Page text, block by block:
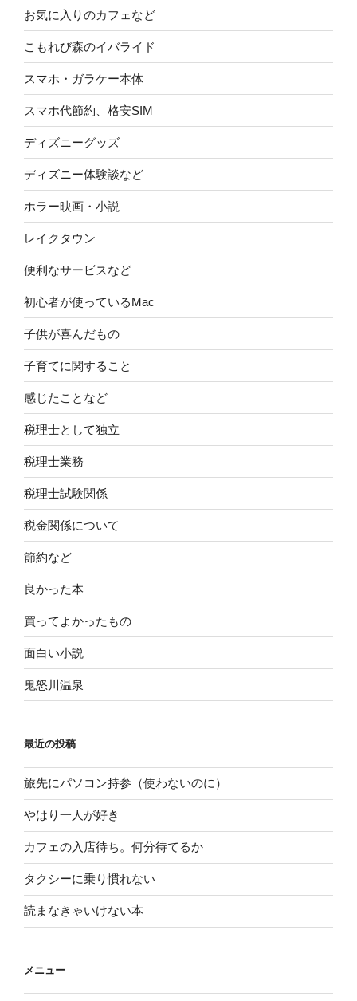
お気に入りのカフェなど
こもれび森のイバライド
スマホ・ガラケー本体
スマホ代節約、格安SIM
ディズニーグッズ
ディズニー体験談など
ホラー映画・小説
レイクタウン
便利なサービスなど
初心者が使っているMac
子供が喜んだもの
子育てに関すること
感じたことなど
税理士として独立
税理士業務
税理士試験関係
税金関係について
節約など
良かった本
買ってよかったもの
面白い小説
鬼怒川温泉
最近の投稿
旅先にパソコン持参（使わないのに）
やはり一人が好き
カフェの入店待ち。何分待てるか
タクシーに乗り慣れない
読まなきゃいけない本
メニュー